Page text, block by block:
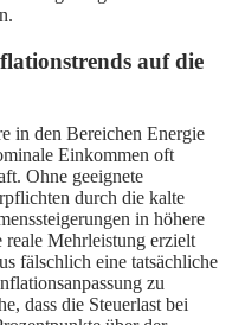
auf die
in den Bereichen Energie
Einkommen oft
Ohne geeignete
durch die kalte
in höhere
reale Mehrleistung erzielt
fälschlich eine tatsächliche
zu
dass die Steuerlast bei